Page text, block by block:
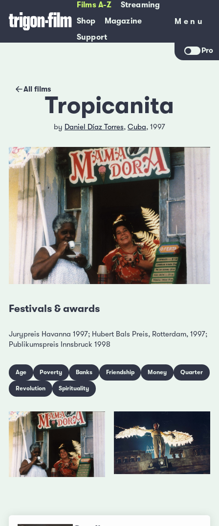
Films A-Z
Streaming
Shop
Magazine
Support
Menu
Menu
Pro
All films
Tropicanita
by Daniel Díaz Torres, Cuba, 1997
Festivals & awards
Jurypreis Havanna 1997; Hubert Bals Preis, Rotterdam, 1997;
Publikumspreis Innsbruck 1998
Age Poverty Banks Friendship Money Quarter
Revolution Spirituality